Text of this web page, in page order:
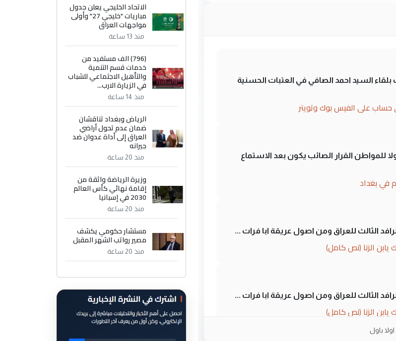
بلقاء السيد احمد الصافي في العتبات الحسنية
حساب على الفيس بوك وتويتر
للمواطن القرار الصائب يكون بعد الاستماع
في بغداد
الثالث للعراق ومن اصول عريقة ابا فرات ...
الزنا (نص كامل)
الثالث للعراق ومن اصول عريقة ابا فرات ...
الزنا (نص كامل)
باول
الاتحاد الخليجي يعلن جدول
مباريات "خليجي 27" وأولى
مواجهات العراق
منذ 13 ساعة
(796) الف مستفيد من
خدمات قسم التنمية
والتأهيل الاجتماعي للشباب
في الزيارة الارب...
منذ 14 ساعة
الرياض وبغداد تناقشان
ضمان عدم تحول أراضي
العراق إلى أداة عدوان ضد
جيرانه
منذ 20 ساعة
وزيرة الرياضة واثقة من
إقامة نهائي كأس العالم
2030 في إسبانيا
منذ 20 ساعة
مستشار حكومي يكشف
مصير رواتب الشهر المقبل
منذ 20 ساعة